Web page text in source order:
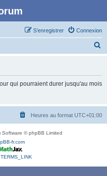
Connexion
S’enregistrer
c
qui pourraient durer jusqu'au mois
Heures au format UTC+01:00
Software © phpBB Limited
fr.com
TERMS_LINK